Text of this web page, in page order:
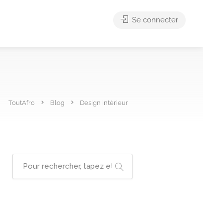
Se connecter
ToutAfro Blog Design intérieur